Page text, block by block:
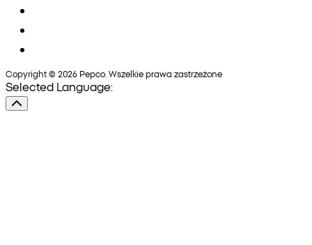
Copyright © 2026 Pepco. Wszelkie prawa zastrzeżone
Selected Language: